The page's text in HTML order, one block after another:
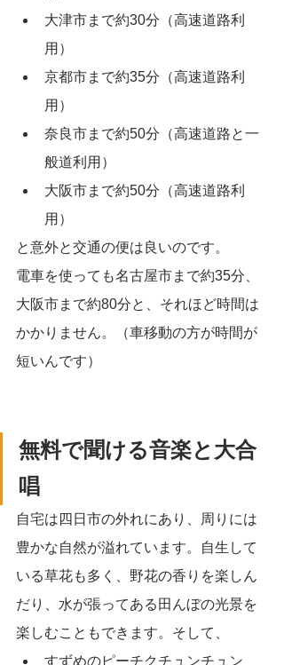
大津市まで約30分（高速道路利
用）
京都市まで約35分（高速道路利
用）
奈良市まで約50分（高速道路と一
般道利用）
大阪市まで約50分（高速道路利
用）
と意外と交通の便は良いのです。
電車を使っても名古屋市まで約35分、
大阪市まで約80分と、それほど時間は
かかりません。（車移動の方が時間が
短いんです）
無料で聞ける音楽と大合
唱
自宅は四日市の外れにあり、周りには
豊かな自然が溢れています。自生して
いる草花も多く、野花の香りを楽しん
だり、水が張ってある田んぼの光景を
楽しむこともできます。そして、
すずめのピーチクチュンチュン